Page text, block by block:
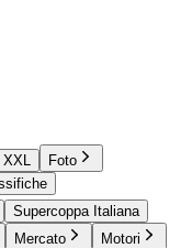
XXL
Foto
Supercoppa Italiana
Mercato
Motori